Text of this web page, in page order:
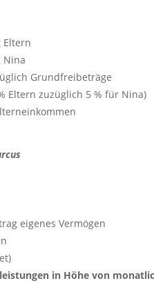
Eltern
Nina
Grundfreibeträge
Eltern zuzüglich 5 % für Nina)
eigenes Vermögen
in Höhe von